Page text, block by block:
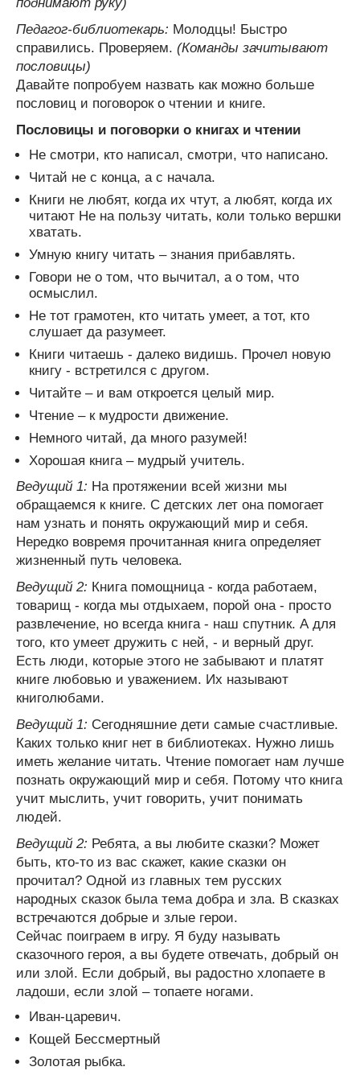
Педагог-библиотекарь: Молодцы! Быстро
справились. Проверяем. (Команды зачитывают
пословицы)
Давайте попробуем назвать как можно больше
пословиц и поговорок о чтении и книге.
Пословицы и поговорки о книгах и чтении
Не смотри, кто написал, смотри, что написано.
Читай не с конца, а с начала.
Книги не любят, когда их чтут, а любят, когда их
читают Не на пользу читать, коли только вершки
хватать.
Умную книгу читать – знания прибавлять.
Говори не о том, что вычитал, а о том, что
осмыслил.
Не тот грамотен, кто читать умеет, а тот, кто
слушает да разумеет.
Книги читаешь - далеко видишь. Прочел новую
книгу - встретился с другом.
Читайте – и вам откроется целый мир.
Чтение – к мудрости движение.
Немного читай, да много разумей!
Хорошая книга – мудрый учитель.
Ведущий 1: На протяжении всей жизни мы
обращаемся к книге. С детских лет она помогает
нам узнать и понять окружающий мир и себя.
Нередко вовремя прочитанная книга определяет
жизненный путь человека.
Ведущий 2: Книга помощница - когда работаем,
товарищ - когда мы отдыхаем, порой она - просто
развлечение, но всегда книга - наш спутник. А для
того, кто умеет дружить с ней, - и верный друг.
Есть люди, которые этого не забывают и платят
книге любовью и уважением. Их называют
книголюбами.
Ведущий 1: Сегодняшние дети самые счастливые.
Каких только книг нет в библиотеках. Нужно лишь
иметь желание читать. Чтение помогает нам лучше
познать окружающий мир и себя. Потому что книга
учит мыслить, учит говорить, учит понимать
людей.
Ведущий 2: Ребята, а вы любите сказки? Может
быть, кто-то из вас скажет, какие сказки он
прочитал? Одной из главных тем русских
народных сказок была тема добра и зла. В сказках
встречаются добрые и злые герои.
Сейчас поиграем в игру. Я буду называть
сказочного героя, а вы будете отвечать, добрый он
или злой. Если добрый, вы радостно хлопаете в
ладоши, если злой – топаете ногами.
Иван-царевич.
Кощей Бессмертный
Золотая рыбка.